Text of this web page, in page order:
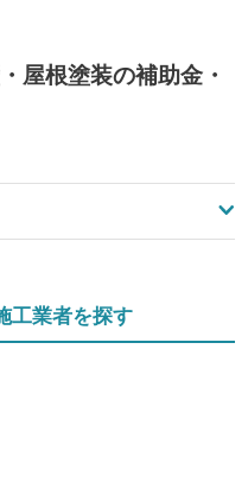
屋根塗装の補助金・
工業者を探す